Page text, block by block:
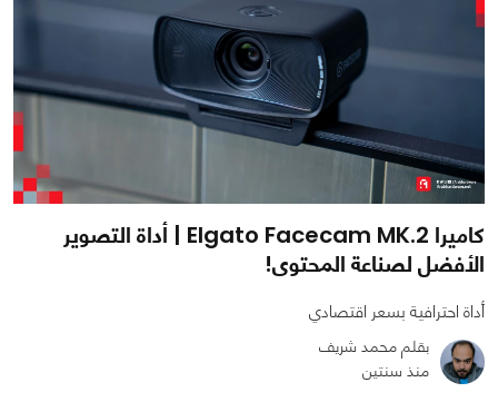
كاميرا Elgato Facecam MK.2 | أداة التصوير
الأفضل لصناعة المحتوى!
أداة احترافية بسعر اقتصادي
بقلم محمد شريف
منذ سنتين